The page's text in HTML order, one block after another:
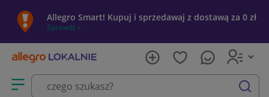
Allegro Smart! Kupuj i sprzedawaj z dostawą za 0 zł
Sprawdź »
Otwórz menu z kategoriami
szukaj